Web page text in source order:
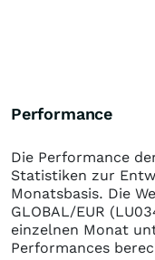
Performance
Die Performance
Statistiken zur
Monatsbasis. Die
GLOBAL/EUR
einzelnen Monat
Performances